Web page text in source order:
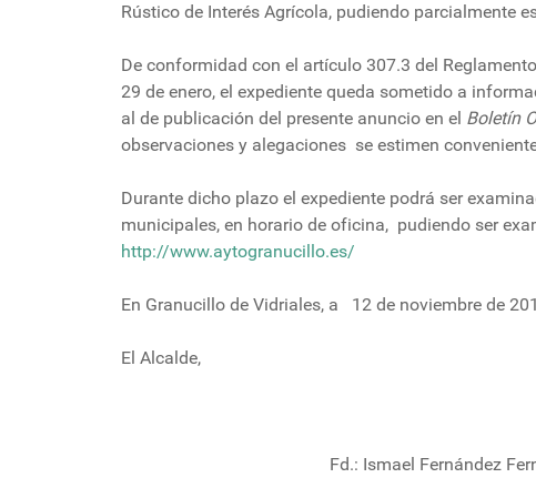
Rústico de Interés Agrícola, pudiendo parcialmente
De conformidad con el artículo 307.3 del
29 de enero, el expediente queda sometido a
al de publicación del presente anuncio en el Boletín
observaciones y alegaciones se estimen
Durante dicho plazo el expediente podrá ser
municipales, en horario de oficina, pudiendo ser
http://www.aytogranucillo.es/
En Granucillo de Vidriales, a 12 de noviembre de
El Alcalde,
Fd.: Ismael Fernández